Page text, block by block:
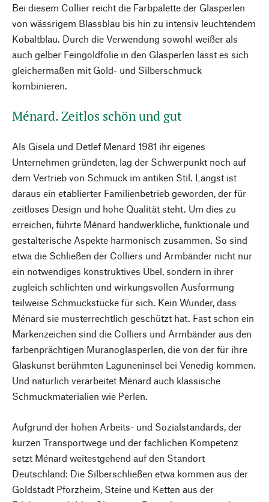
Bei diesem Collier reicht die Farbpalette der Glasperlen
von wässrigem Blassblau bis hin zu intensiv leuchtendem
Kobaltblau. Durch die Verwendung sowohl weißer als
auch gelber Feingoldfolie in den Glasperlen lässt es sich
gleichermaßen mit Gold- und Silberschmuck
kombinieren.
Ménard. Zeitlos schön und gut
Als Gisela und Detlef Menard 1981 ihr eigenes
Unternehmen gründeten, lag der Schwerpunkt noch auf
dem Vertrieb von Schmuck im antiken Stil. Längst ist
daraus ein etablierter Familienbetrieb geworden, der für
zeitloses Design und hohe Qualität steht. Um dies zu
erreichen, führte Ménard handwerkliche, funktionale und
gestalterische Aspekte harmonisch zusammen. So sind
etwa die Schließen der Colliers und Armbänder nicht nur
ein notwendiges konstruktives Übel, sondern in ihrer
zugleich schlichten und wirkungsvollen Ausformung
teilweise Schmuckstücke für sich. Kein Wunder, dass
Ménard sie musterrechtlich geschützt hat. Fast schon ein
Markenzeichen sind die Colliers und Armbänder aus den
farbenprächtigen Muranoglasperlen, die von der für ihre
Glaskunst berühmten Laguneninsel bei Venedig kommen.
Und natürlich verarbeitet Ménard auch klassische
Schmuckmaterialien wie Perlen.
Aufgrund der hohen Arbeits- und Sozialstandards, der
kurzen Transportwege und der fachlichen Kompetenz
setzt Ménard weitestgehend auf den Standort
Deutschland: Die Silberschließen etwa kommen aus der
Goldstadt Pforzheim, Steine und Ketten aus der